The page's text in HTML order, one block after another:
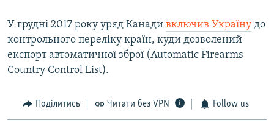
У грудні 2017 року уряд Канади включив Україну до
контрольного переліку країн, куди дозволений
експорт автоматичної зброї (Automatic Firearms
Country Control List).
Поділитись Читати без VPN Follow us